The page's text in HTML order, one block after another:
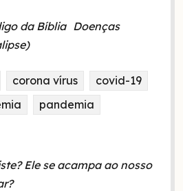
da Bíblia
Doenças
corona vírus
covid-19
pandemia
Ele se acampa ao nosso